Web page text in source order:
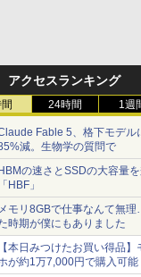
アクセスランキング
24時間 1週
Fable 5、格下モデル
減。生物学の質問で
の速さとSSDの大容量
HBF」
モリ8GBで仕事なんて無
時期が僕にもありました
本日みつけたお買い得品】
が約1万7,000円で購入可能